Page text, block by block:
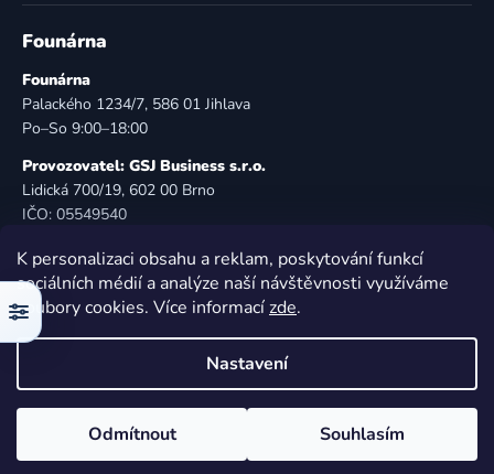
K personalizaci obsahu a reklam, poskytování funkcí
sociálních médií a analýze naší návštěvnosti využíváme
soubory cookies. Více informacízde.
Nastavení
Odmítnout Souhlasím
Founárna
Founárna
Palackého 1234/7, 586 01 Jihlava
Po–So 9:00–18:00
Provozovatel: GSJ Business s.r.o.
Lidická 700/19, 602 00 Brno
IČO: 05549540
E-mail:info@founarna.cz
Telefon: 721 485 258
© Founárna. Všechna práva vyhrazena.
Vytvořil Shoptet
Copyright 2026Founárna
. Všechna práva vyhrazena.
Upravit nastavení cookies
Filtr